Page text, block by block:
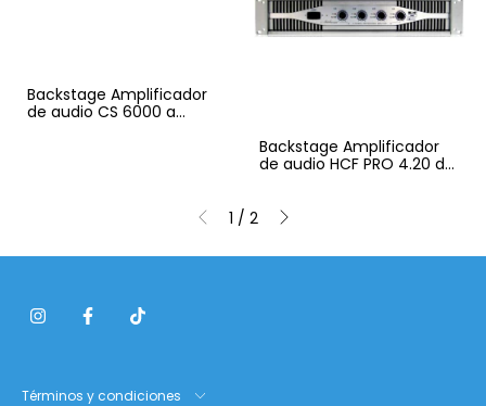
Backstage Amplificador
de audio CS 6000 a
Backstage Amplificador
de audio HCF PRO 4.20 de
1 / 2
Términos y condiciones